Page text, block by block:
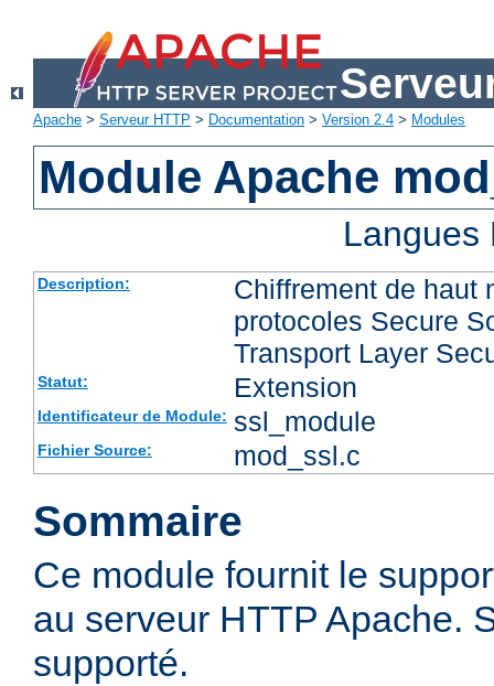
Apache > Serveur HTTP > Documentation > Version 2.4 > Modules
Module Apache
Description:
Chiffrement de haut
protocoles Secure
Transport Layer
Statut: Extension
Identificateur de Module: ssl_module
Fichier Source: mod_ssl.c
Sommaire
Ce module fournit le
au serveur HTTP Apache.
supporté.